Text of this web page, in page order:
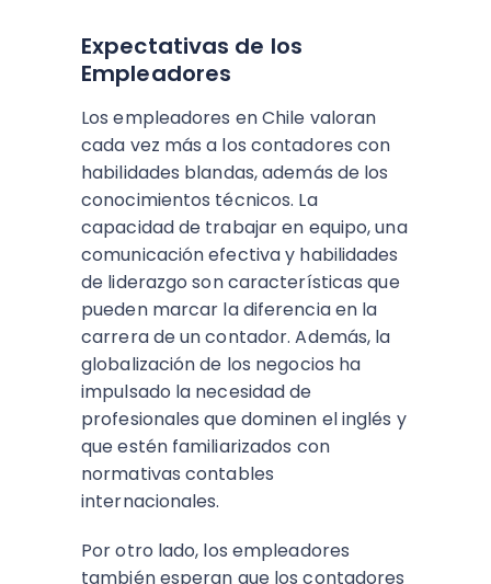
Expectativas de los
Empleadores
Los empleadores en Chile valoran
cada vez más a los contadores con
habilidades blandas, además de los
conocimientos técnicos. La
capacidad de trabajar en equipo, una
comunicación efectiva y habilidades
de liderazgo son características que
pueden marcar la diferencia en la
carrera de un contador. Además, la
globalización de los negocios ha
impulsado la necesidad de
profesionales que dominen el inglés y
que estén familiarizados con
normativas contables
internacionales.
Por otro lado, los empleadores
también esperan que los contadores